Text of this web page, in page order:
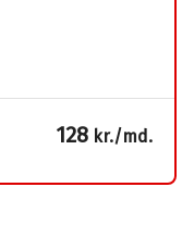
128 kr./md.